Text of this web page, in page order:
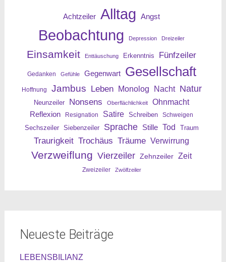
Achtzeiler Alltag Angst
Beobachtung Depression Dreizeiler
Einsamkeit Enttäuschung Erkenntnis Fünfzeiler
Gedanken Gefühle Gegenwart Gesellschaft
Hoffnung Jambus Leben Monolog Nacht Natur
Neunzeiler Nonsens Oberflächlichkeit
Ohnmacht
Reflexion
Resignation Satire Schreiben Schweigen
Sechszeiler Siebenzeiler Sprache Stille Tod Traum
Traurigkeit Trochäus Träume Verwirrung
Verzweiflung Vierzeiler Zehnzeiler Zeit
Zweizeiler Zwölfzeiler
Neueste Beiträge
LEBENSBILIANZ